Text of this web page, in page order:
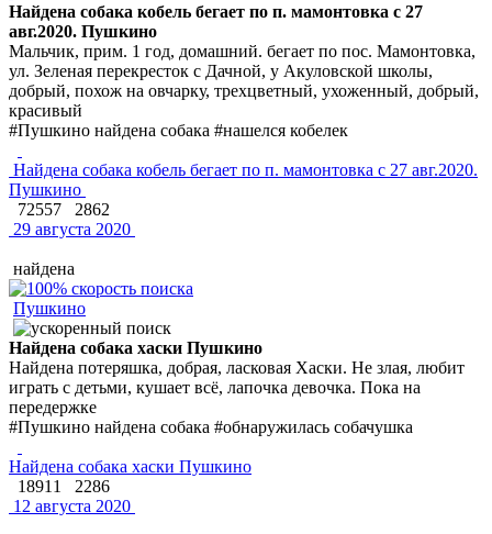
Найдена собака кобель бегает по п. мамонтовка с 27
авг.2020. Пушкино
Мальчик, прим. 1 год, домашний. бегает по пос. Мамонтовка,
ул. Зеленая перекресток с Дачной, у Акуловской школы,
добрый, похож на овчарку, трехцветный, ухоженный, добрый,
красивый
#Пушкино найдена собака #нашелся кобелек
Найдена собака кобель бегает по п. мамонтовка с 27 авг.2020.
Пушкино
72557
2862
29 августа 2020
найдена
Пушкино
Найдена собака хаски Пушкино
Найдена потеряшка, добрая, ласковая Хаски. Не злая, любит
играть с детьми, кушает всё, лапочка девочка. Пока на
передержке
#Пушкино найдена собака #обнаружилась собачушка
Найдена собака хаски Пушкино
18911
2286
12 августа 2020